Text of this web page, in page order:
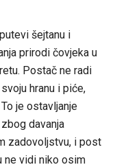
šejtanu i
prirodi čovjeka u
Postač ne radi
hranu i piće,
je ostavljanje
davanja
zadovoljstvu, i post
ne vidi niko osim